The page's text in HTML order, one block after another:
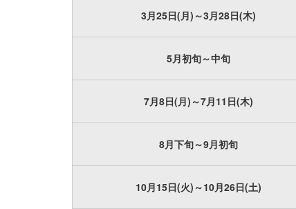
3月25日(月)～3月28日(木)
5月初旬～中旬
7月8日(月)～7月11日(木)
8月下旬～9月初旬
10月15日(火)～10月26日(土)